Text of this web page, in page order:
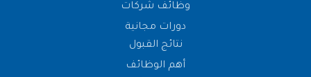
وظائف شركات
دورات مجانية
نتائج القبول
أهم الوظائف